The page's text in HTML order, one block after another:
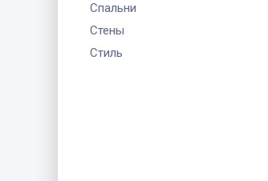
Спальни
Стены
Стиль